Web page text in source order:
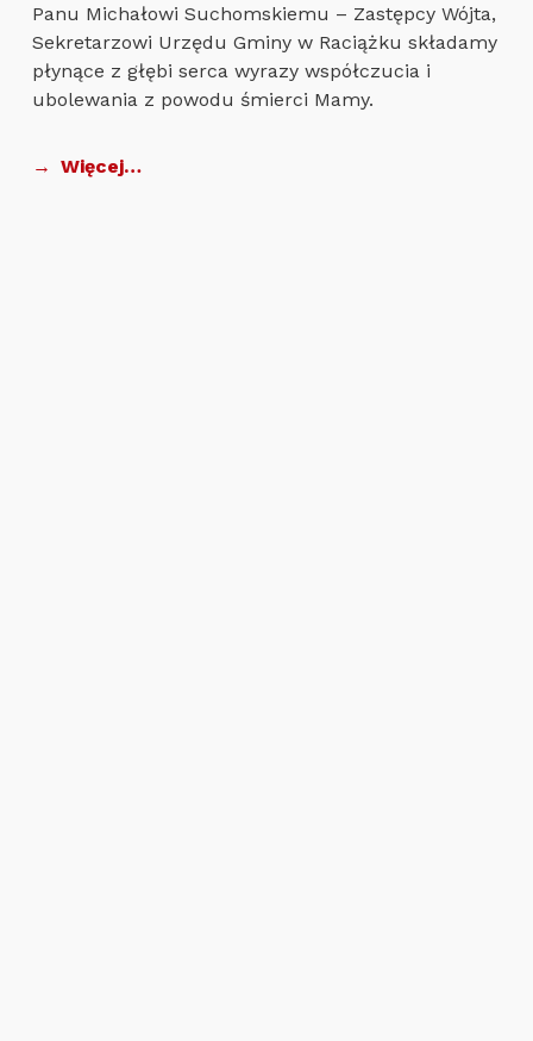
Panu Michałowi Suchomskiemu – Zastępcy Wójta,
Sekretarzowi Urzędu Gminy w Raciążku składamy
płynące z głębi serca wyrazy współczucia i
ubolewania z powodu śmierci Mamy.
Więcej…